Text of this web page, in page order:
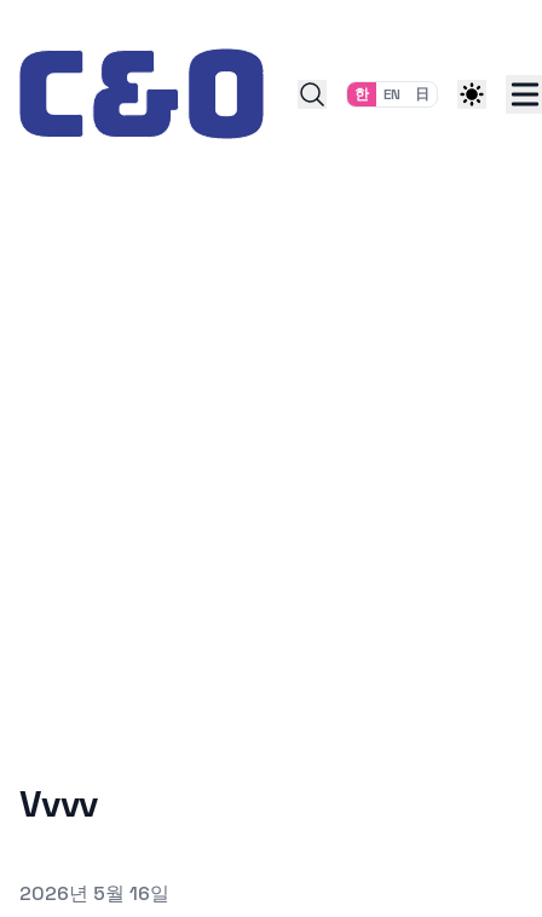
한 EN 日
Vvvv
Published on
2026년 5월 16일